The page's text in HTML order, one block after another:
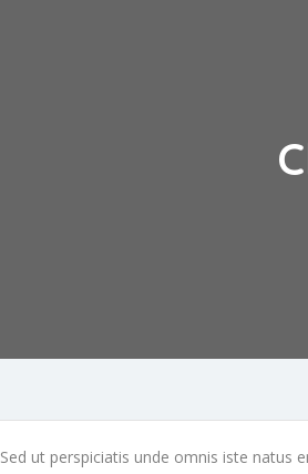
Sed ut perspiciatis unde omnis iste natus